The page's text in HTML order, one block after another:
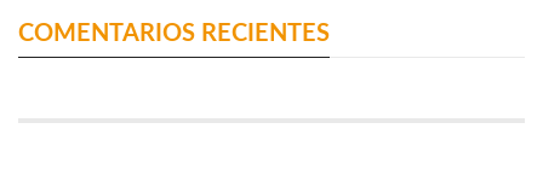
COMENTARIOS RECIENTES